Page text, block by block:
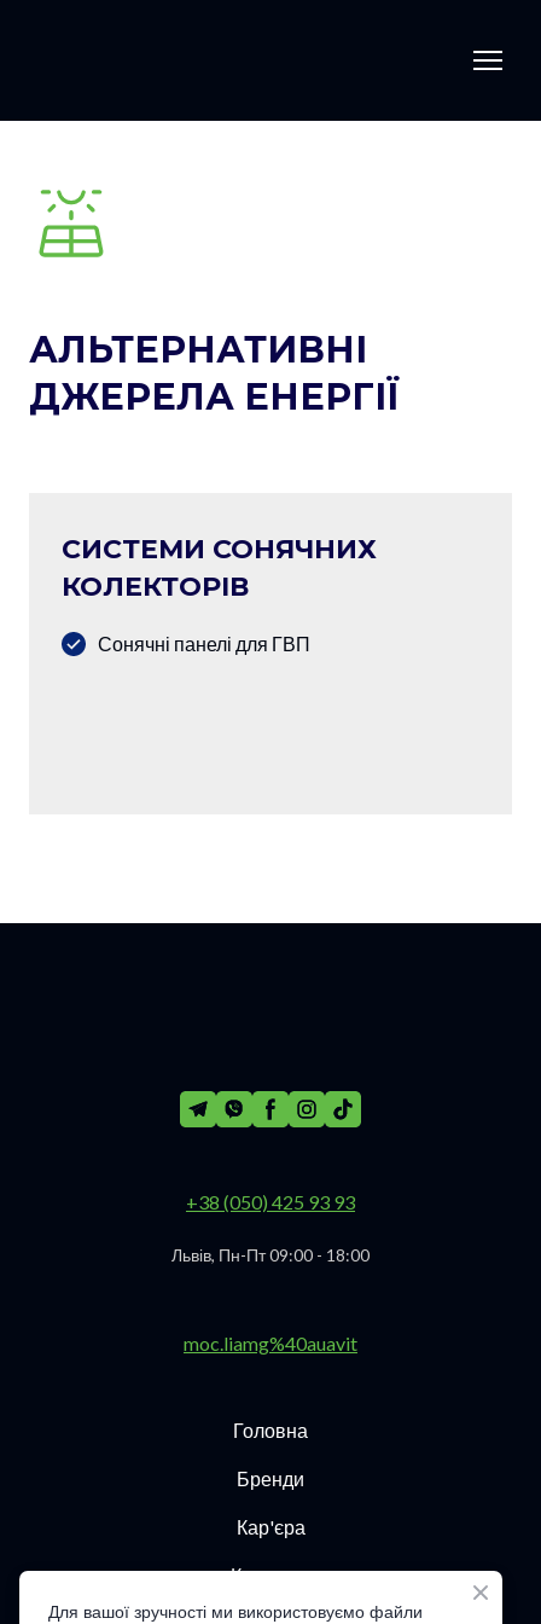
АЛЬТЕРНАТИВНІ
ДЖЕРЕЛА ЕНЕРГІЇ
СИСТЕМИ СОНЯЧНИХ
КОЛЕКТОРІВ
Сонячні панелі для ГВП
+38 (050) 425 93 93
Львів, Пн-Пт 09:00 - 18:00
moc.liamg%40auavit
Головна
Бренди
Кар'єра
Контакти
Для вашої зручності ми використовуємо файли